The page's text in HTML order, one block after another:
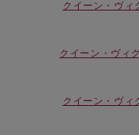
クイーン・ヴィ
クイーン・ヴィ
クイーン・ヴィ